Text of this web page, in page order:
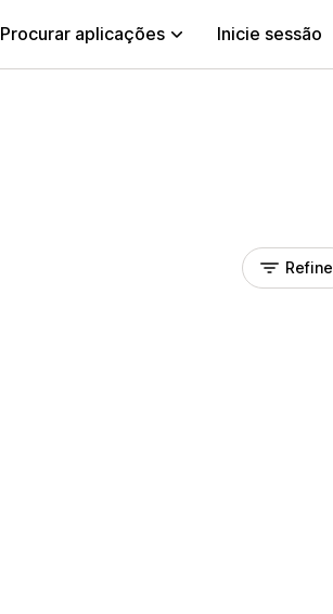
Procurar aplicações Inicie sessão
Refine